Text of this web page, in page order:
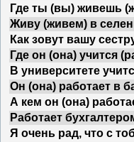
Где ты (вы) живешь
Живу (живем) в
Как зовут вашу
Где он (она) учится
В университете
Он (она) работает в
А кем он (она)
Работает
Я очень рад, что с